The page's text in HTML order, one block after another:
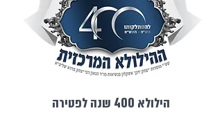
הילולא 400 שנה לפטירה